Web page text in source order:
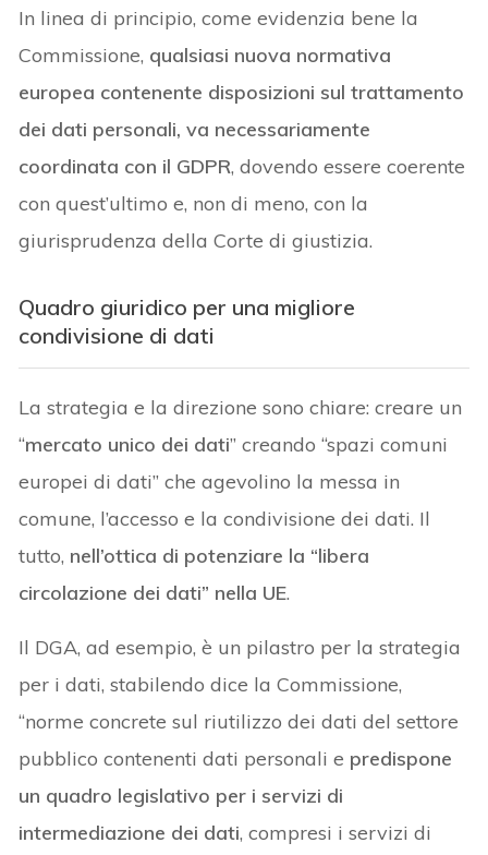
In linea di principio, come evidenzia bene la
Commissione, qualsiasi nuova normativa
europea contenente disposizioni sul trattamento
dei dati personali, va necessariamente
coordinata con il GDPR, dovendo essere coerente
con quest’ultimo e, non di meno, con la
giurisprudenza della Corte di giustizia.
Quadro giuridico per una migliore
condivisione di dati
La strategia e la direzione sono chiare: creare un
“mercato unico dei dati” creando “spazi comuni
europei di dati” che agevolino la messa in
comune, l’accesso e la condivisione dei dati. Il
tutto, nell’ottica di potenziare la “libera
circolazione dei dati” nella UE.
Il DGA, ad esempio, è un pilastro per la strategia
per i dati, stabilendo dice la Commissione,
“norme concrete sul riutilizzo dei dati del settore
pubblico contenenti dati personali e predispone
un quadro legislativo per i servizi di
intermediazione dei dati, compresi i servizi di